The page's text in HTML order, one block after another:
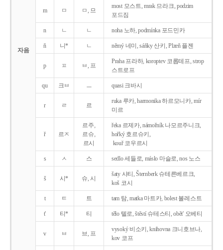
자음
m ㅁ ㅁ, 므
most 모스트, mrak 므라크, podzim
포드짐
n ㄴ ㄴ noha 노하, podmínka 포드민카
ň 니* ㄴ němý 네미, sáňky 산키, Plzeň 플젠
p ㅍ ㅂ, 프
Praha 프라하, koroptev 코롭테프, strop
스트로프
qu 크ㅂ ㅡ quasi 크바시
r ㄹ 르
ruka 루카, harmonika 하르모니카, mír
미르
ř 르ㅈ
르주,
르슈,
르시
řeka 르제카, námořník 나모르주니크,
hořký 호르슈키,
kouř 코우르시
s ㅅ 스 sedlo 세들로, máslo 마슬로, nos 노스
š 시* 슈, 시
šaty 샤티, Šternberk 슈테른베르크,
koš 코시
t ㅌ 트 tam 탐, matka 마트카, bolest 볼레스트
t' 티* 티 tělo 텔로, štěstí 슈테스티, obět' 오베티
v ㅂ 브, 프
vysoký 비소키, knihovna 크니호브나,
kov 코프